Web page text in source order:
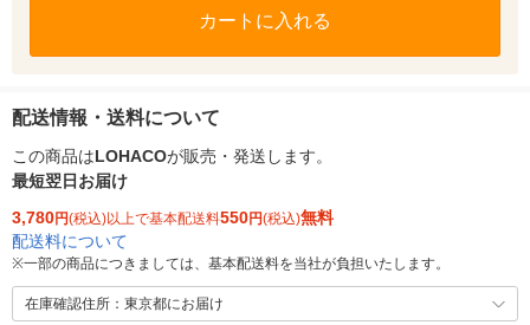
カートに入れる
配送情報・送料について
この商品はLOHACOが販売・発送します。
最短翌日お届け
3,780円(税込)以上で基本配送料550円(税込)無料
配送料について
※一部の商品につきましては、基本配送料を当社が負担いたします。
在庫確認住所：東京都にお届け